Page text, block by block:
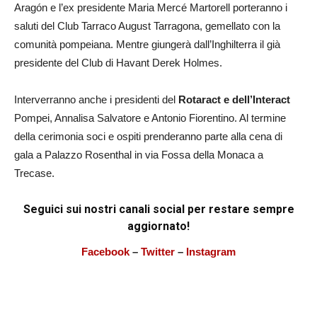
Aragón e l’ex presidente Maria Mercé Martorell porteranno i
saluti del Club Tarraco August Tarragona, gemellato con la
comunità pompeiana. Mentre giungerà dall’Inghilterra il già
presidente del Club di Havant Derek Holmes.
Interverranno anche i presidenti del Rotaract e dell’Interact
Pompei, Annalisa Salvatore e Antonio Fiorentino. Al termine
della cerimonia soci e ospiti prenderanno parte alla cena di
gala a Palazzo Rosenthal in via Fossa della Monaca a
Trecase.
Seguici sui nostri canali social per restare sempre
aggiornato!
Facebook – Twitter – Instagram